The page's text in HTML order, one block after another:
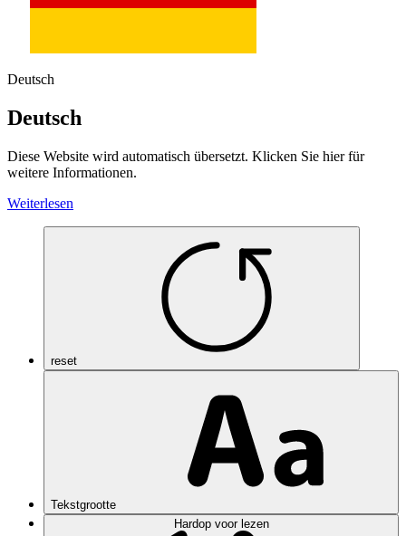
Deutsch
Deutsch
Diese Website wird automatisch übersetzt. Klicken Sie hier für
weitere Informationen.
Weiterlesen
reset
Tekstgrootte
Hardop voor lezen